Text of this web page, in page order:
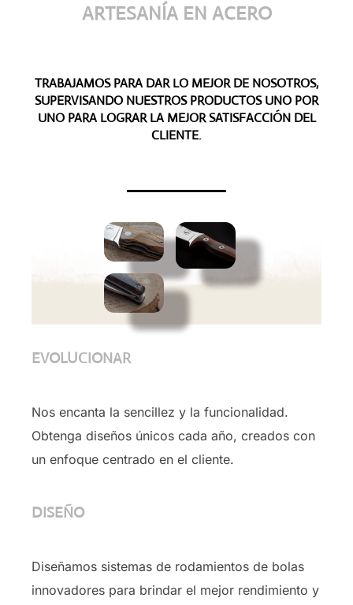
ARTESANÍA EN ACERO
TRABAJAMOS PARA DAR LO MEJOR DE NOSOTROS,
SUPERVISANDO NUESTROS PRODUCTOS UNO POR
UNO PARA LOGRAR LA MEJOR SATISFACCIÓN DEL
CLIENTE.
EVOLUCIONAR
Nos encanta la sencillez y la funcionalidad.
Obtenga diseños únicos cada año, creados con
un enfoque centrado en el cliente.
DISEÑO
Diseñamos sistemas de rodamientos de bolas
innovadores para brindar el mejor rendimiento y